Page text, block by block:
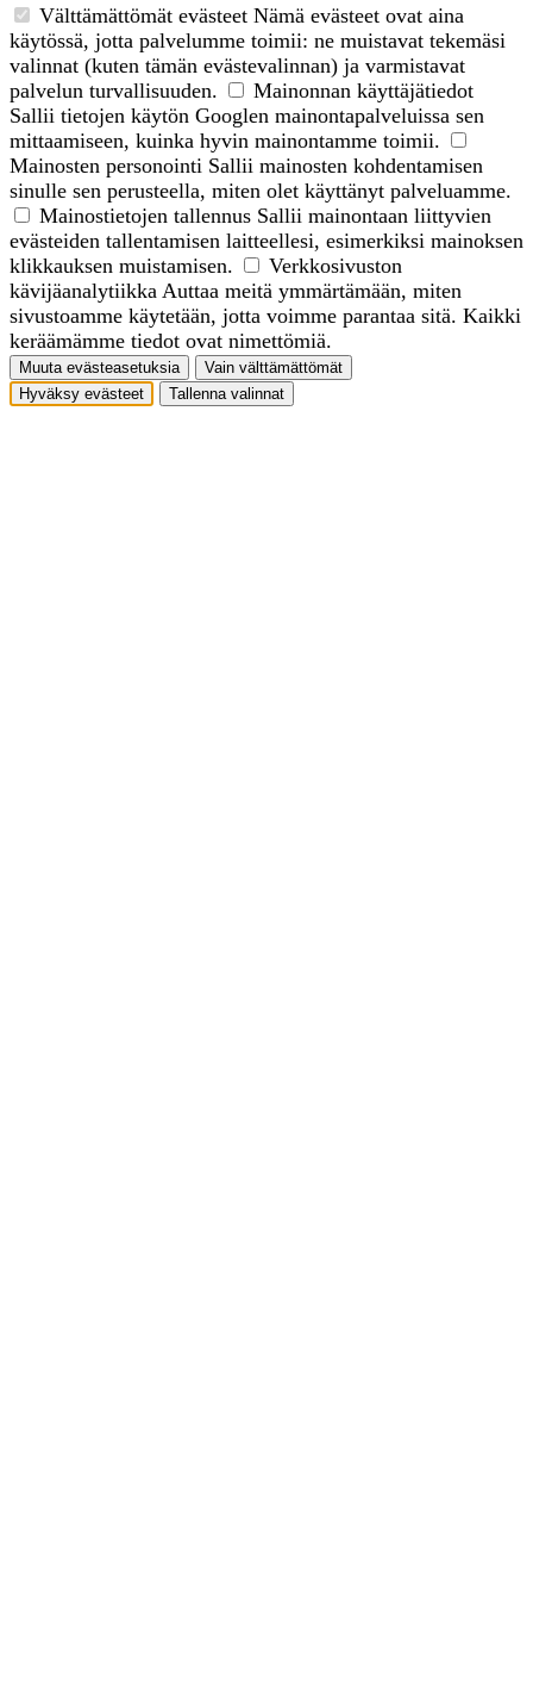
Välttämättömät evästeet Nämä evästeet ovat aina
käytössä, jotta palvelumme toimii: ne muistavat tekemäsi
valinnat (kuten tämän evästevalinnan) ja varmistavat
palvelun turvallisuuden.
Mainonnan käyttäjätiedot
Sallii tietojen käytön Googlen mainontapalveluissa sen
mittaamiseen, kuinka hyvin mainontamme toimii.
Mainosten personointi Sallii mainosten kohdentamisen
sinulle sen perusteella, miten olet käyttänyt palveluamme.
Mainostietojen tallennus Sallii mainontaan liittyvien
evästeiden tallentamisen laitteellesi, esimerkiksi mainoksen
klikkauksen muistamisen.
Verkkosivuston
kävijäanalytiikka Auttaa meitä ymmärtämään, miten
sivustoamme käytetään, jotta voimme parantaa sitä. Kaikki
keräämämme tiedot ovat nimettömiä.
Muuta evästeasetuksia
Vain välttämättömät
Hyväksy evästeet
Tallenna valinnat